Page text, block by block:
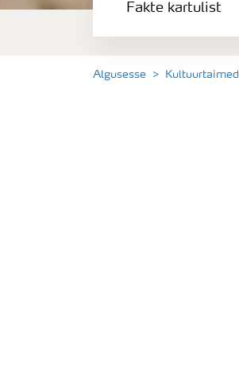
Saagi kvaliteet
Fakte kartulist
Algusesse Kultuurtaimed